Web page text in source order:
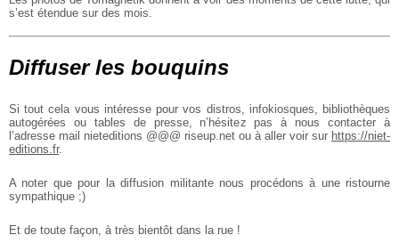
s’est étendue sur des mois.
Diffuser les bouquins
Si tout cela vous intéresse pour vos distros, infokiosques, bibliothèques
autogérées ou tables de presse, n’hésitez pas à nous contacter à
l’adresse mail nieteditions @@@ riseup.net ou à aller voir sur https://niet-
editions.fr.
A noter que pour la diffusion militante nous procédons à une ristourne
sympathique ;)
Et de toute façon, à très bientôt dans la rue !